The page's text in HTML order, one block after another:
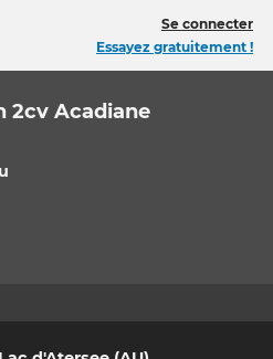
Se connecter
Essayez gratuitement !
2cv Acadiane